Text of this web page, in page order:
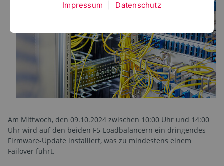
Am Mittwoch, den 09.10.2024 zwischen 10:00 Uhr und 14:00
Uhr wird auf den beiden F5-Loadbalancern ein dringendes
Firmware-Update installiert, was zu mindestens einem
Failover führt.
Impressum Datenschutz